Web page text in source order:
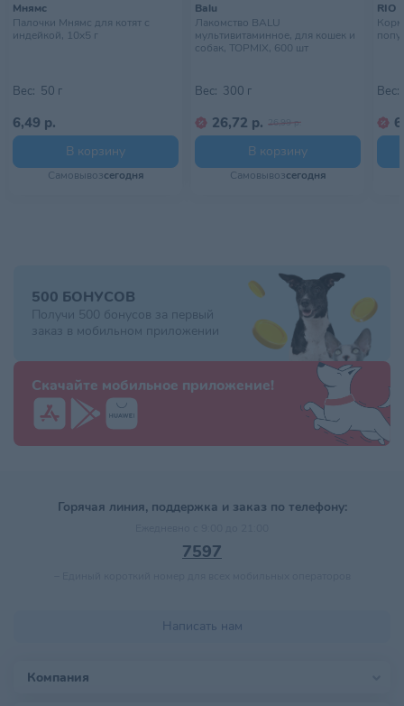
Мнямс
Палочки Мнямс для котят с
индейкой, 10х5 г
Вес: 50 г
6,49 р.
В корзину
Самовывозсегодня
Balu
Лакомство BALU
мультивитаминное, для кошек и
собак, TOPMIX, 600 шт
Вес: 300 г
26,72 р. 26,99 р.
В корзину
Самовывозсегодня
RIO
Вес:
500 БОНУСОВ
Получи 500 бонусов за первый
заказ в мобильном приложении
Скачайте мобильное приложение!
Горячая линия, поддержка и заказ по телефону:
7597
Написать нам
Компания